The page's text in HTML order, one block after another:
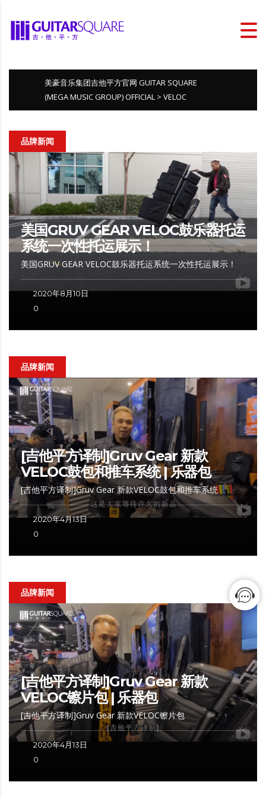
美豪音乐集团吉他平方官网 GUITAR SQUARE
(MEGA MUSIC GROUP) OFFICIAL > VELOC
品牌新闻
美国GRUV GEAR VELOC鼓乐器托运
系统一次性托运展示！
美国GRUV GEAR VELOC鼓乐器托运系统一次性托运展示！
2020年8月10日
0
品牌新闻
[吉他平方译制]Gruv Gear 新款
VELOC鼓包和推车系统 | 乐器包
[吉他平方译制]Gruv Gear 新款VELOC鼓包和推车系统
2020年4月13日
0
品牌新闻
[吉他平方译制]Gruv Gear 新款
VELOC镲片包 | 乐器包
[吉他平方译制]Gruv Gear 新款VELOC镲片包
2020年4月13日
0